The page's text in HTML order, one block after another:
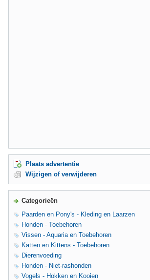
Plaats advertentie
Wijzigen of verwijderen
Categorieën
Paarden en Pony's - Kleding en Laarzen
Honden - Toebehoren
Vissen - Aquaria en Toebehoren
Katten en Kittens - Toebehoren
Dierenvoeding
Honden - Niet-rashonden
Vogels - Hokken en Kooien